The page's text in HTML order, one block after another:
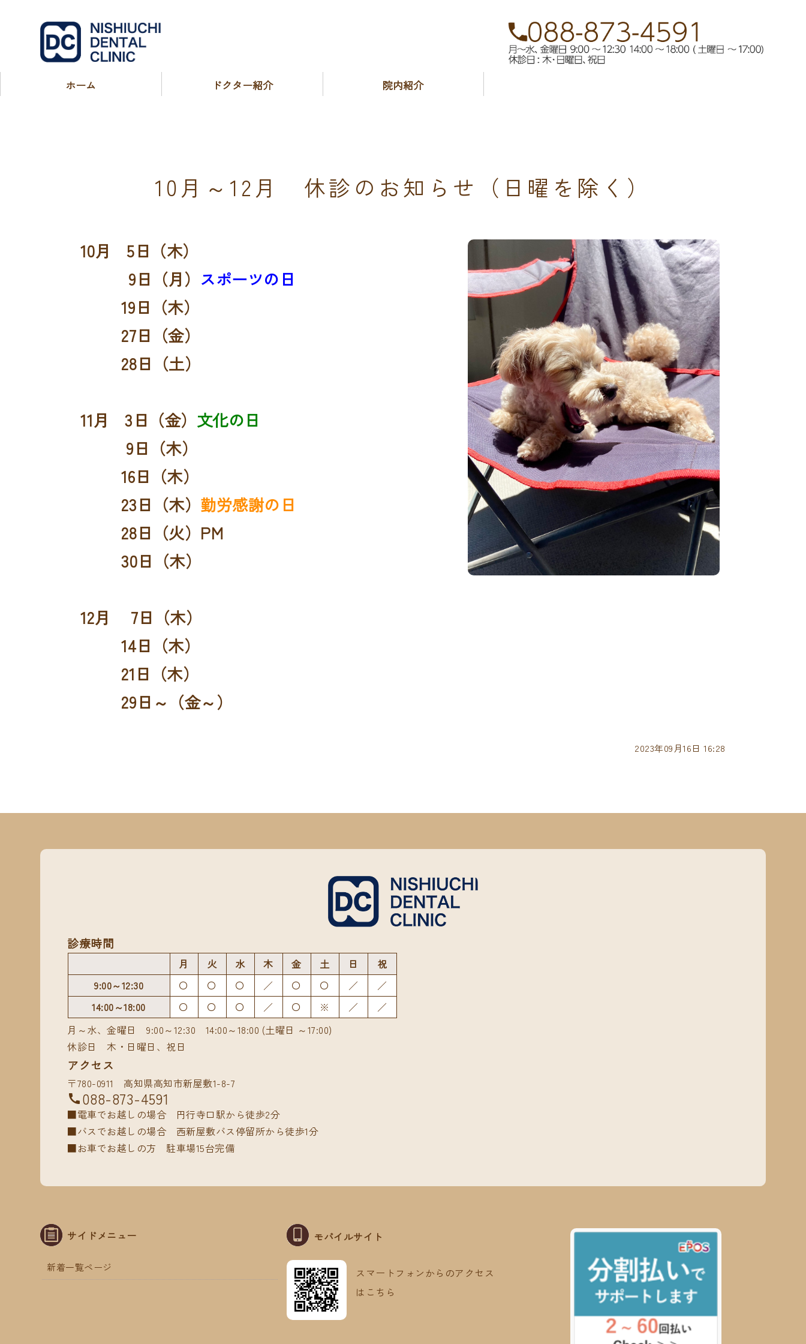
ホーム ドクター紹介 院内紹介
10月～12月 休診のお知らせ（日曜を除く）
10月 5日（木）
9日（月） スポーツの日
19日（木）
27日（金）
28日（土）
11月 3日（金） 文化の日
9日（木）
16日（木）
23日（木） 勤労感謝の日
28日（火）PM
30日（木）
12月 7日（木）
14日（木）
21日（木）
29日～（金～）
2023年09月16日 16:28
診療時間
月 火 水 木 金 土 日
祝
9:00～12:30
〇 〇 〇 ／ 〇 〇 ／
／
14:00～18:00
〇 〇 〇 ／ 〇 ※ ／
／
月～水、金曜日 9:00～12:30 14:00～18:00 (土曜日 ～17:00)
休診日 木・日曜日、祝日
アクセス
〒780-0911 高知県高知市新屋敷1-8-7
088-873-4591
■電車でお越しの場合 円行寺口駅から徒歩2分
■バスでお越しの場合 西新屋敷バス停留所から徒歩1分
■お車でお越しの方 駐車場15台完備
サイドメニュー
新着一覧ページ
モバイルサイト
スマートフォンからのアクセス
はこちら